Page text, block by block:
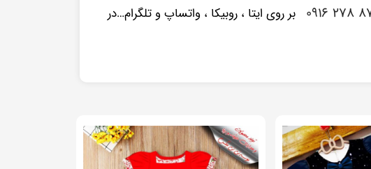
بر روی ایتا ، روبیکا ، واتساپ و تلگرام…در